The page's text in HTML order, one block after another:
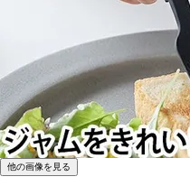
他の画像を見る